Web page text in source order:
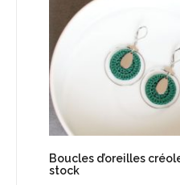
Boucles d’oreilles
stock